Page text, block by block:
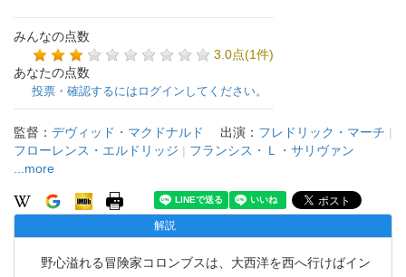
みんなの点数
3.0点(1件)
あなたの点数
投票・確認するにはログインしてください。
監督： デヴィッド・マクドナルド 出演： フレドリック・マーチ |
フローレンス・エルドリッジ | フランシス・Ｌ・サリヴァン
...more
解説
野心溢れる冒険家コロンブスは、大西洋を西へ行けばイン